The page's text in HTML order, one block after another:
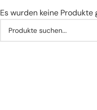
Es wurden keine